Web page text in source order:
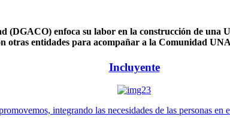
(DGACO) enfoca su labor en la construcción de una
otras entidades para acompañar a la Comunidad
Incluyente
integrando las necesidades de las personas en